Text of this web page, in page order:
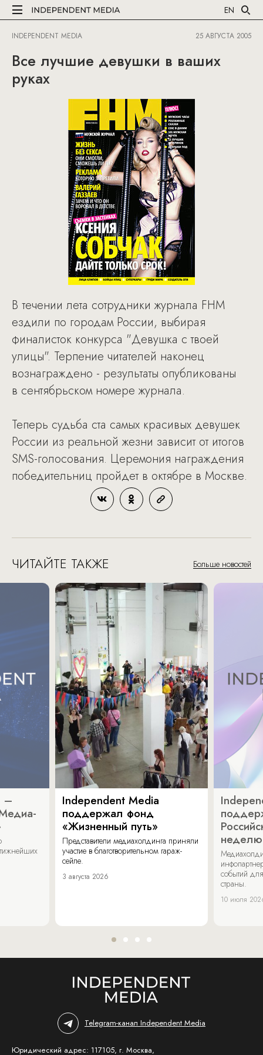
EN
INDEPENDENT MEDIA 25 АВГУСТА 2005
Все лучшие девушки в ваших
руках
В течении лета сотрудники журнала FHM
ездили по городам России, выбирая
финалисток конкурса "Девушка с твоей
улицы". Терпение читателей наконец
вознаграждено - результаты опубликованы
в сентябрьском номере журнала.
Теперь судьба ста самых красивых девушек
России из реальной жезни зависит от итогов
SMS-голосования. Церемония награждения
победительниц пройдет в октябре в Москве.
ЧИТАЙТЕ ТАКЖЕ Больше новостей
–
Independent Media
поддержал фонд
«Жизненный путь»
Представители медиахолдинга приняли
участие в благотворительном гараж-
сейле.
3 августа 2026
неделю
событий
страны.
10 июля
Telegram-канал Independent Media
Юридический адрес: 117105, г. Москва,